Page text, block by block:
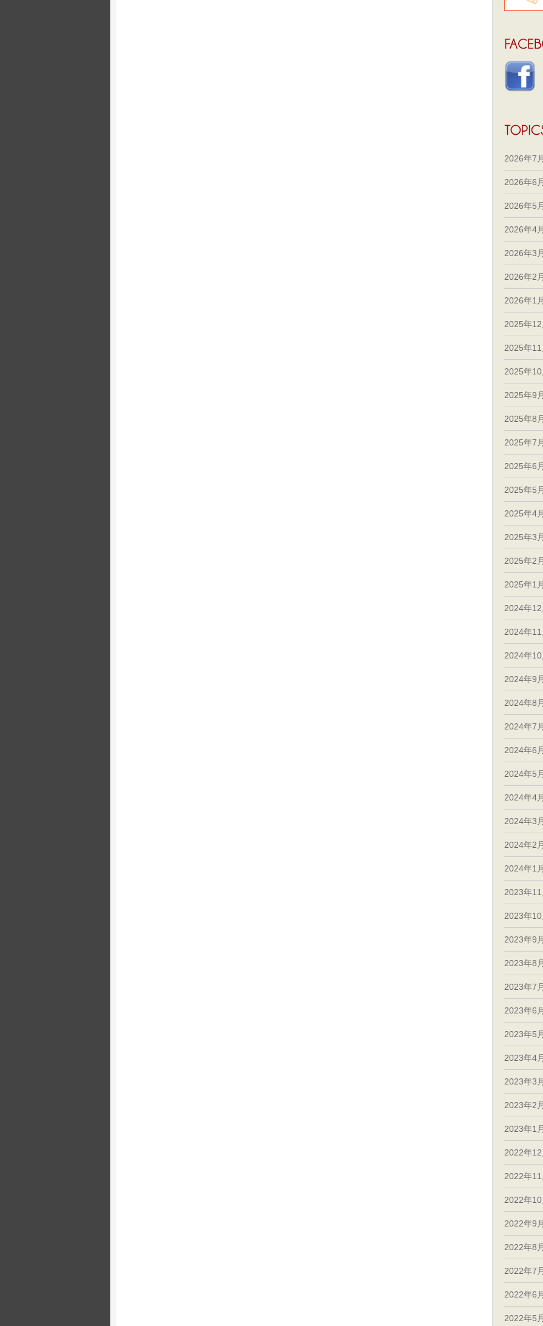
2026年7月
2026年6月
2026年5月
2026年4月
2026年3月
2026年2月
2026年1月
2025年12
2025年11
2025年10
2025年9月
2025年8月
2025年7月
2025年6月
2025年5月
2025年4月
2025年3月
2025年2月
2025年1月
2024年12
2024年11
2024年10
2024年9月
2024年8月
2024年7月
2024年6月
2024年5月
2024年4月
2024年3月
2024年2月
2024年1月
2023年11
2023年10
2023年9月
2023年8月
2023年7月
2023年6月
2023年5月
2023年4月
2023年3月
2023年2月
2023年1月
2022年12
2022年11
2022年10
2022年9月
2022年8月
2022年7月
2022年6月
2022年5月